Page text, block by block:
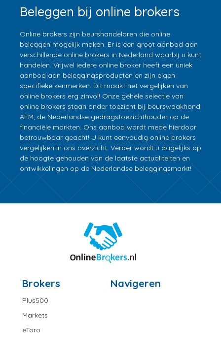
Beleggen bij online brokers
Online brokers zijn beurshandelaren die online
beleggen mogelijk maken. Er is een groot aanbod aan
verschillende online brokers in Nederland waarbij u kunt
handelen. Vrijwel iedere online broker heeft een uniek
aanbod aan beleggingsproducten en zijn eigen
specifieke kenmerken. Dit maakt het vergelijken van
online brokers erg zinvol! Onze gehele selectie van
online brokers staan onder toezicht bij beurswaakhond
AFM, de Nederlandse gedragstoezichthouder op de
financiële markten. Ons aanbod wordt mede hierdoor
betrouwbaar geacht! U kunt eenvoudig online brokers
vergelijken in ons overzicht. Verder wordt u dagelijks op
de hoogte gehouden van de laatste actualiteiten en
ontwikkelingen op de Nederlandse beleggingsmarkt!
Brokers
Plus500
Markets
eToro
Navigeren